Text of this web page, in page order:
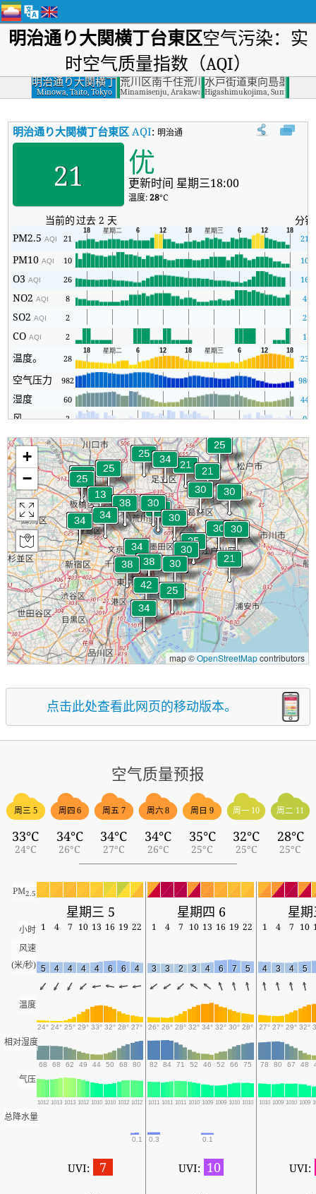
明治通り大関横丁台東区空气污染：实
时空气质量指数（AQI）
明治通り大関横丁
台東区
Minowa, Taito, Tokyo
荒川区南千住荒川区
Minamisenju, Arakawa, Tokyo
水戸街道東向島墨田区
Higashimukojima, Sumida,
明治通り大関横丁台東区 AQI: 明治通り大関横丁台東区实时空气质量指
21 优
更新时间 星期三18:00
温度:28°C
当前的过去 2 天
分钟
PM2.5AQI 21 21
PM10AQI 10 10
O3AQI 26 16
NO2AQI 8 4
SO2AQI 2 2
COAQI 2 1
温度。 28 23
空气压力 982 980
湿度 60 44
风 2 0
+
−
map ©OpenStreetMapcontributors
点击此处查看此网页的移动版本。
空气质量预报
周三 5
33°C
24°C
周四 6
34°C
26°C
周五 7
34°C
27°C
周六 8
34°C
26°C
周日 9
35°C
25°C
周一 10
32°C
25°C
周二 11
28°C
25°C
PM2.5
星期三 5 星期四 6 星
小时 1 4 7 10 13 16 19 22 1 4 7 10 13 16 19 22 1 4 7 10
风速
(米/秒) 5 4 4 4 4 6 6 4 3 3 2 3 4 6 7 5 4 3 4 5
温度
24° 24° 25° 29° 33° 32° 28° 27° 26° 26° 28° 32° 34° 32° 30° 28° 27° 27° 29° 32°
相对湿度
68 68 62 49 44 50 68 80 82 84 71 52 46 52 66 75 78 80 67 48
气压
1012 1013 1013 1012 1010 1010 1012 1012 1011 1011 1011 1010 1009 1009 1010 1010 1010 1009 1010 1009
总降水量
0.1 0.3 0.1
UVI: 7 UVI: 10 UVI: